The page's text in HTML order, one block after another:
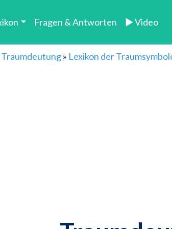
Fragen & Antworten ► Video
Traumdeutung» Lexikon der